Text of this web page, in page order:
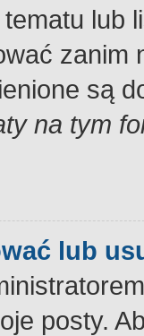
lub
są
na tym
lub
posty.